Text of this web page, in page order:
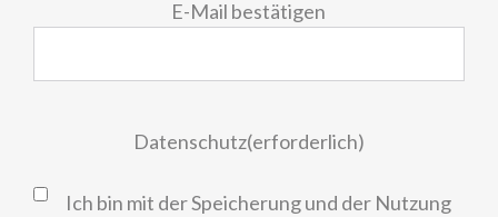
E-Mail bestätigen
Datenschutz(erforderlich)
Ich bin mit der Speicherung und der Nutzung